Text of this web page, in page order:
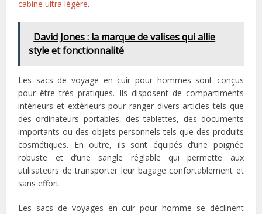
cabine ultra légère.
David Jones : la marque de valises qui allie
style et fonctionnalité
Les sacs de voyage en cuir pour hommes sont conçus
pour être très pratiques. Ils disposent de compartiments
intérieurs et extérieurs pour ranger divers articles tels que
des ordinateurs portables, des tablettes, des documents
importants ou des objets personnels tels que des produits
cosmétiques. En outre, ils sont équipés d’une poignée
robuste et d’une sangle réglable qui permette aux
utilisateurs de transporter leur bagage confortablement et
sans effort.
Les sacs de voyages en cuir pour homme se déclinent